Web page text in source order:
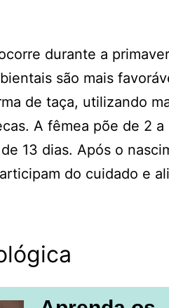
durante a
são mais
de taça, utilizando
A fêmea põe de 2
13 dias. Após o
do cuidado e